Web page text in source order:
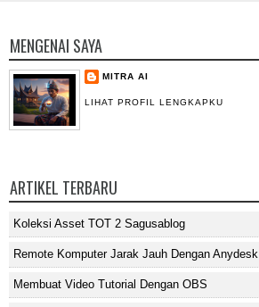
MENGENAI SAYA
MITRA AI
LIHAT PROFIL LENGKAPKU
ARTIKEL TERBARU
Koleksi Asset TOT 2 Sagusablog
Remote Komputer Jarak Jauh Dengan Anydesk
Membuat Video Tutorial Dengan OBS